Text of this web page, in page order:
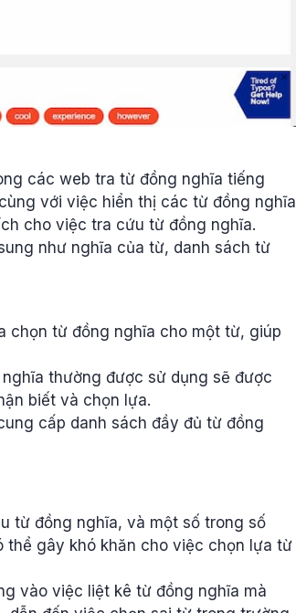
các web tra từ đồng nghĩa tiếng
với việc hiển thị các từ đồng nghĩa
cho việc tra cứu từ đồng nghĩa.
như nghĩa của từ, danh sách từ
chọn từ đồng nghĩa cho một từ, giúp
thường được sử dụng sẽ được
biết và chọn lựa.
cấp danh sách đầy đủ từ đồng
từ đồng nghĩa, và một số trong số
gây khó khăn cho việc chọn lựa từ
vào việc liệt kê từ đồng nghĩa mà